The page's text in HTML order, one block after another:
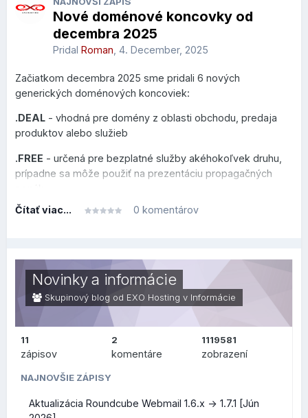
Nové doménové koncovky od
decembra 2025
Pridal Roman 4. December, 2025
Začiatkom decembra 2025 sme pridali 6 nových
generických doménových koncoviek:
.DEAL - vhodná pre domény z oblasti obchodu, predaja
produktov alebo služieb
.FREE - určená pre bezplatné služby akéhokoľvek druhu,
prípadne sa môže použiť na prezentáciu propagačných
.HOT - venovaná novým trendom, hudbe, cestovaniu či
blogy alebo prezentácie vo francúzskom jazyku
.NOW - sila prítomnému okamihu na povzbudenie k
okamžitej akcii
platformy špecializované na turistické miesta alebo
podujatia
cenách, ich prehľad nájdete natejto stránke. Akciové ceny
Čítať viac... 0 komentárov
Novinky a informácie
Skupinový blog od EXO Hosting v Informácie
11
zápisov
2
komentáre
1119581
zobrazení
NAJNOVŠIE ZÁPISY
Aktualizácia Roundcube Webmail 1.6.x -> 1.7.1 [Jún